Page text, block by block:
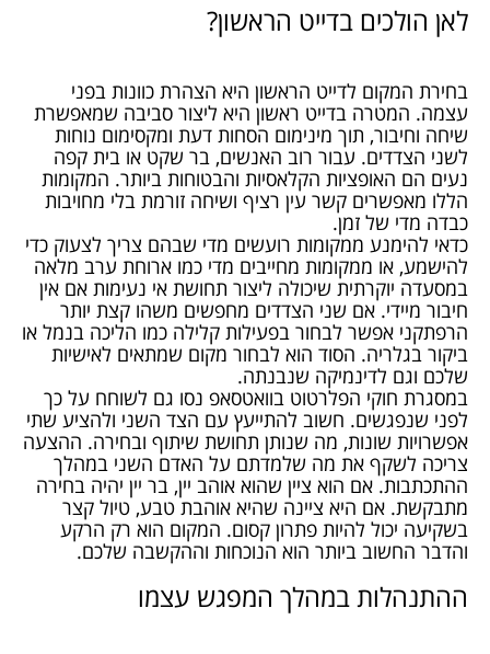
לאן הולכים בדייט הראשון?
בחירת המקום לדייט הראשון היא הצהרת כוונות בפני
עצמה. המטרה בדייט ראשון היא ליצור סביבה שמאפשרת
שיחה וחיבור, תוך מינימום הסחות דעת ומקסימום נוחות
לשני הצדדים. עבור רוב האנשים, בר שקט או בית קפה
נעים הם האופציות הקלאסיות והבטוחות ביותר. המקומות
הללו מאפשרים קשר עין רציף ושיחה זורמת בלי מחויבות
כבדה מדי של זמן.
כדאי להימנע ממקומות רועשים מדי שבהם צריך לצעוק כדי
להישמע, או ממקומות מחייבים מדי כמו ארוחת ערב מלאה
במסעדה יוקרתית שיכולה ליצור תחושת אי נעימות אם אין
חיבור מיידי. אם שני הצדדים מחפשים משהו קצת יותר
הרפתקני אפשר לבחור בפעילות קלילה כמו הליכה בנמל או
ביקור בגלריה. הסוד הוא לבחור מקום שמתאים לאישיות
שלכם וגם לדינמיקה שנבנתה.
במסגרת חוקי הפלרטוט בוואטסאפ נסו גם לשוחח על כך
לפני שנפגשים. חשוב להתייעץ עם הצד השני ולהציע שתי
אפשרויות שונות, מה שנותן תחושת שיתוף ובחירה. ההצעה
צריכה לשקף את מה שלמדתם על האדם השני במהלך
ההתכתבות. אם הוא ציין שהוא אוהב יין, בר יין יהיה בחירה
מתבקשת. אם היא ציינה שהיא אוהבת טבע, טיול קצר
בשקיעה יכול להיות פתרון קסום. המקום הוא רק הרקע
והדבר החשוב ביותר הוא הנוכחות וההקשבה שלכם.
ההתנהלות במהלך המפגש עצמו